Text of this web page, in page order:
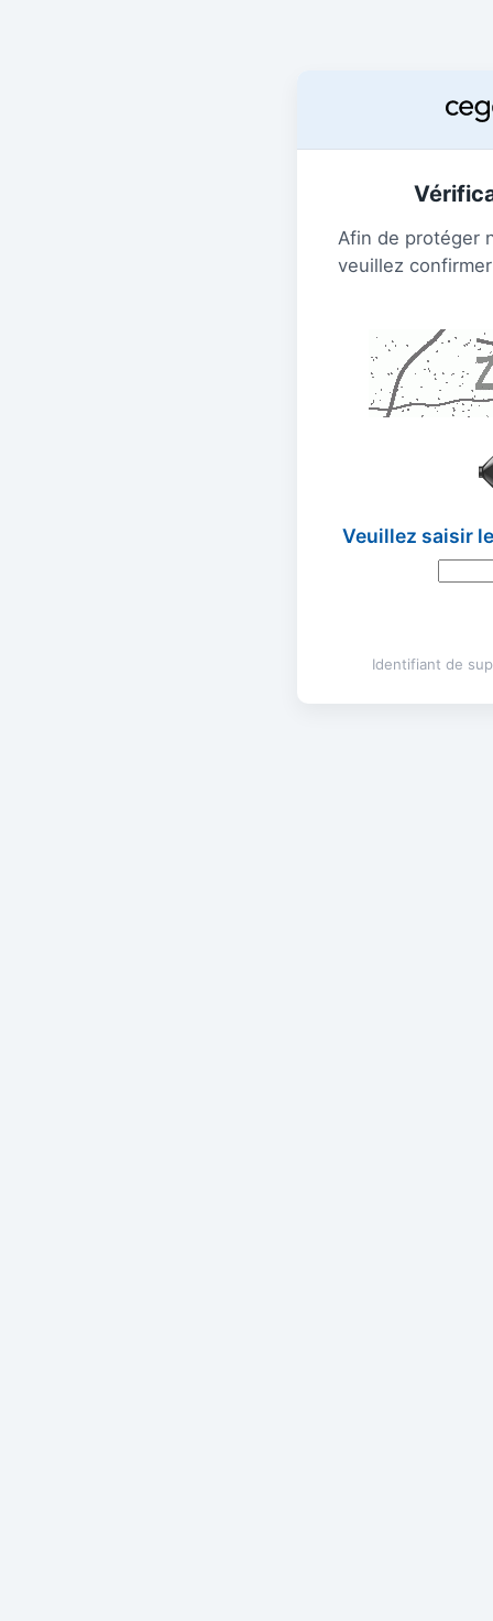
Afin de protéger
veuillez
Veuillez saisir
Identifiant de